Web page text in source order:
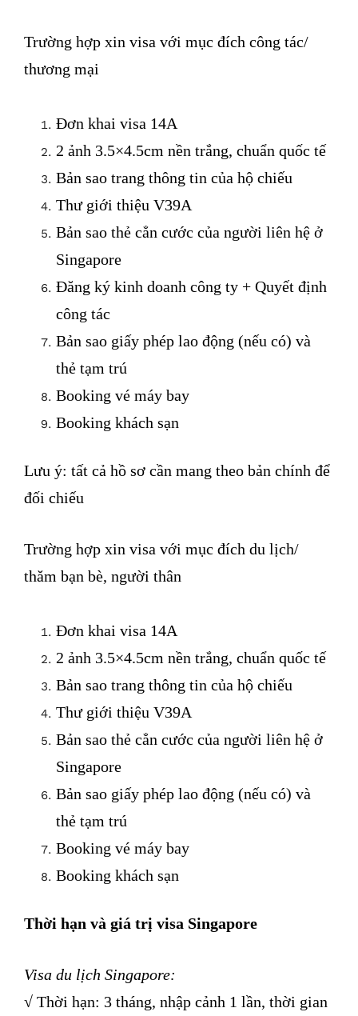
Trường hợp xin visa với mục đích công tác/
thương mại
Đơn khai visa 14A
2 ảnh 3.5×4.5cm nền trắng, chuẩn quốc tế
Bản sao trang thông tin của hộ chiếu
Thư giới thiệu V39A
Bản sao thẻ cẳn cước của người liên hệ ở
Singapore
Đăng ký kinh doanh công ty + Quyết định
công tác
Bản sao giấy phép lao động (nếu có) và
thẻ tạm trú
Booking vé máy bay
Booking khách sạn
Lưu ý: tất cả hồ sơ cần mang theo bản chính để
đối chiếu
Trường hợp xin visa với mục đích du lịch/
thăm bạn bè, người thân
Đơn khai visa 14A
2 ảnh 3.5×4.5cm nền trắng, chuẩn quốc tế
Bản sao trang thông tin của hộ chiếu
Thư giới thiệu V39A
Bản sao thẻ cẳn cước của người liên hệ ở
Singapore
Bản sao giấy phép lao động (nếu có) và
thẻ tạm trú
Booking vé máy bay
Booking khách sạn
Thời hạn và giá trị visa Singapore
Visa du lịch Singapore:
√ Thời hạn: 3 tháng, nhập cảnh 1 lần, thời gian